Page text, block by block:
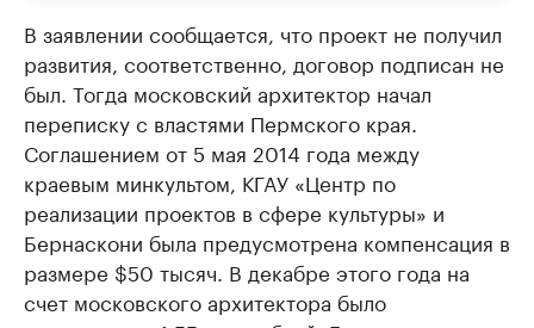
В заявлении сообщается, что проект не получил
развития, соответственно, договор подписан не
был. Тогда московский архитектор начал
переписку с властями Пермского края.
Соглашением от 5 мая 2014 года между
краевым минкультом, КГАУ «Центр по
реализации проектов в сфере культуры» и
Бернаскони была предусмотрена компенсация в
размере $50 тысяч. В декабре этого года на
счет московского архитектора было